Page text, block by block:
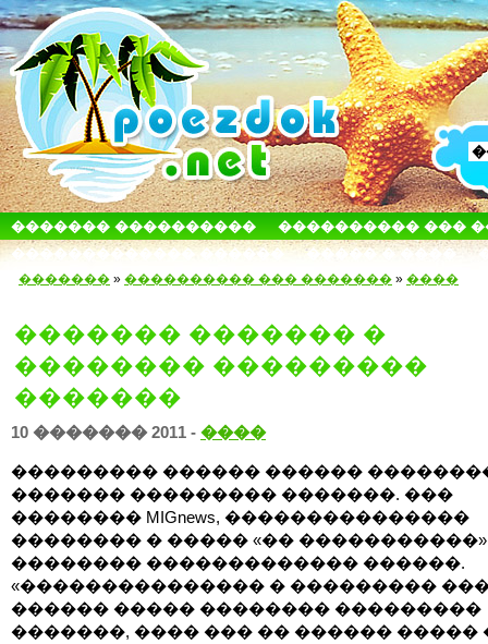
������� ����������
���������� ���
������������� ������
����� � ����
������� » ���������� ��� ������� » ����
������� ������� �
�������� ���������
�������
10 ������� 2011 - ����
��������� ������ ������
������� ��������� �������. ���
�������� MIGnews, ���������������
�������� � ����� «��
�������� ������������� ������.
«��������������� � ���������
������ ����� �������� ���������
�������, ���� ��� �� ������ �����